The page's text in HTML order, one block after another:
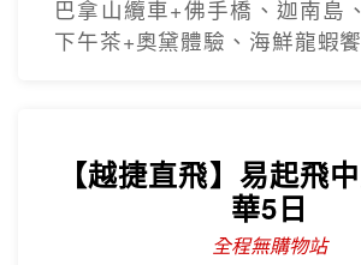
巴拿山纜車+佛手橋、迦南島
下午茶+奧黛體驗、海鮮龍蝦
【越捷直飛】易起飛
華5日
全程無購物站